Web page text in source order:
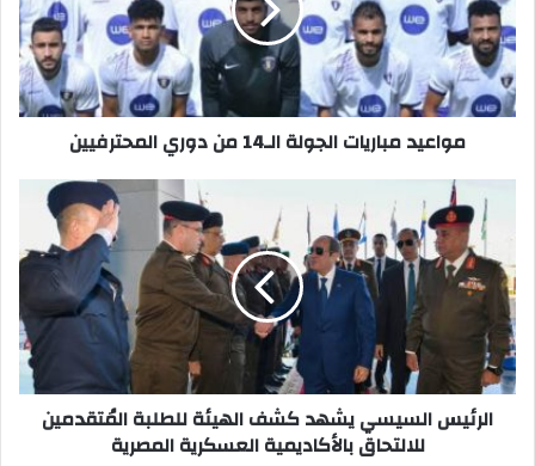
من
دوري
المحترفيين
مواعيد مباريات الجولة الـ14 من دوري المحترفيين
الرئيس
السيسي
يشهد
كشف
الهيئة
للطلبة
المُتقدمين
للالتحاق
بالأكاديمية
العسكرية
المصرية
الرئيس السيسي يشهد كشف الهيئة للطلبة المُتقدمين
للالتحاق بالأكاديمية العسكرية المصرية